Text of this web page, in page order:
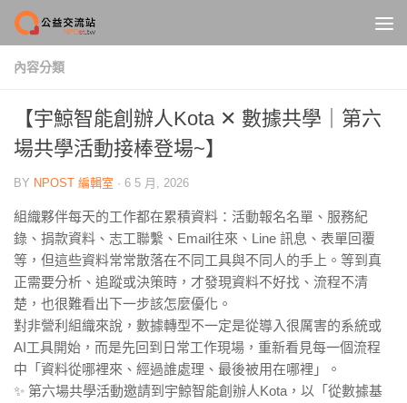
Skip to content
內容分類
【宇鯨智能創辦人Kota ✕ 數據共學｜第六
場共學活動接棒登場~】
BY NPOST 編輯室 · 6 5 月, 2026
組織夥伴每天的工作都在累積資料：活動報名名單、服務紀
錄、捐款資料、志工聯繫、Email往來、Line 訊息、表單回覆
等，但這些資料常常散落在不同工具與不同人的手上。等到真
正需要分析、追蹤或決策時，才發現資料不好找、流程不清
楚，也很難看出下一步該怎麼優化。
對非營利組織來說，數據轉型不一定是從導入很厲害的系統或
AI工具開始，而是先回到日常工作現場，重新看見每一個流程
中「資料從哪裡來、經過誰處理、最後被用在哪裡」。
✨ 第六場共學活動邀請到宇鯨智能創辦人Kota，以「從數據基